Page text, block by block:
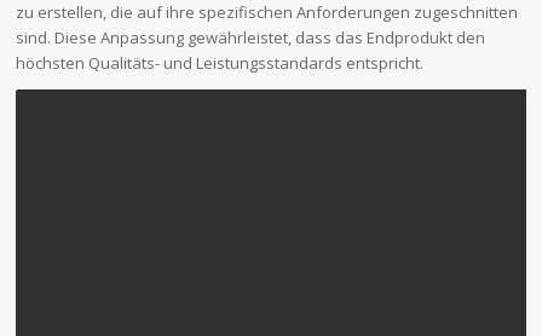
zu erstellen, die auf ihre spezifischen Anforderungen zugeschnitten
sind. Diese Anpassung gewährleistet, dass das Endprodukt den
höchsten Qualitäts- und Leistungsstandards entspricht.